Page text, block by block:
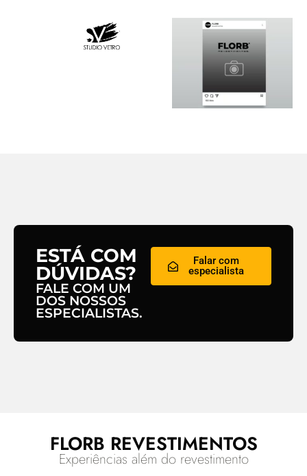
ESTÁ COM
DÚVIDAS?
FALE COM UM
DOS NOSSOS
ESPECIALISTAS.
Falar com
especialista
FLORB REVESTIMENTOS
Experiências além do revestimento